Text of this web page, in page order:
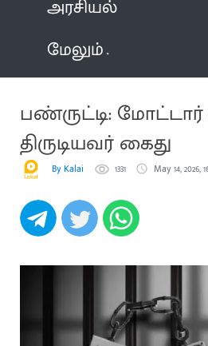
அரசியல்
மேலும்
பண்ருட்டி:
திருடியவர் கைது
By Kalai 1331 May 14, 2026,